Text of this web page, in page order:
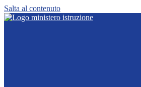
Salta al contenuto